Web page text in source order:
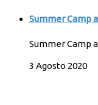
Summer Camp
Summer Camp
3 Agosto 2020